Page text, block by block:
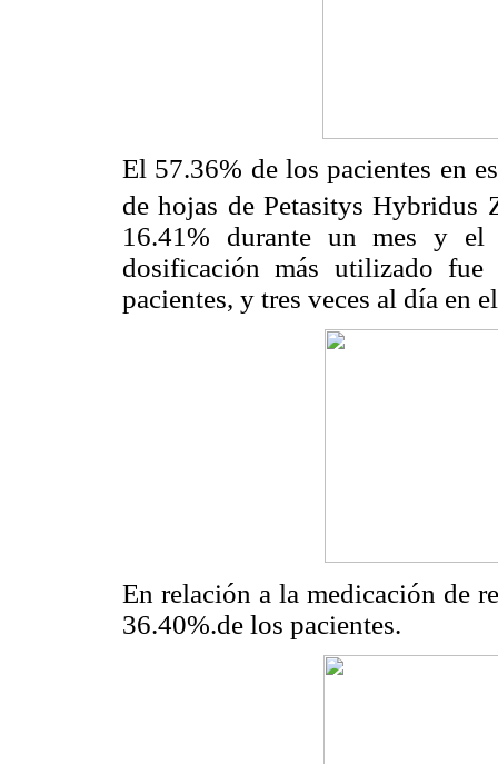
El 57.36% de los pacientes en
de hojas de Petasitys Hybridus
16.41% durante un mes y
dosificación más utilizado
pacientes, y tres veces al día en
En relación a la medicación de
36.40%.de los pacientes.